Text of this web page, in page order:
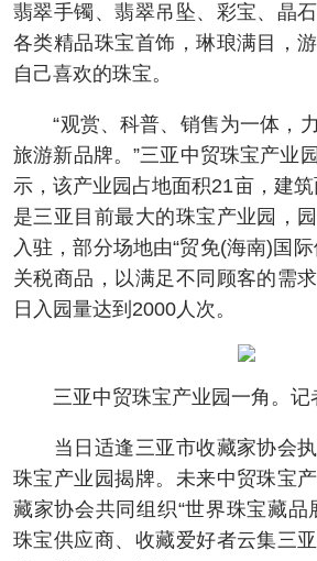
翡翠手镯、翡翠吊坠、彩宝、晶
各类精品珠宝首饰，琳琅满目，
自己喜欢的珠宝。
“观赏、科普、销售为一体，
旅游新品牌。”三亚中贸珠宝产业
示，该产业园占地面积21亩，建筑
是三亚目前最大的珠宝产业园，
入驻，部分场地由“贸免(海南)国
关税商品，以满足不同顾客的需
日入园量达到2000人次。
三亚中贸珠宝产业园一角。记
当日适逢三亚市收藏家协会执
珠宝产业园揭牌。未来中贸珠宝
藏家协会共同组织“世界珠宝藏品
珠宝供应商、收藏爱好者云集三